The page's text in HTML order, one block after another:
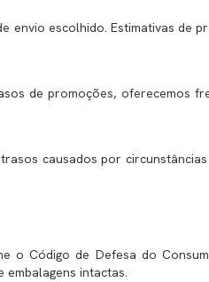
escolhido. Estimativas de
de promoções, oferecemos
causados por
Código de Defesa do
embalagens intactas.